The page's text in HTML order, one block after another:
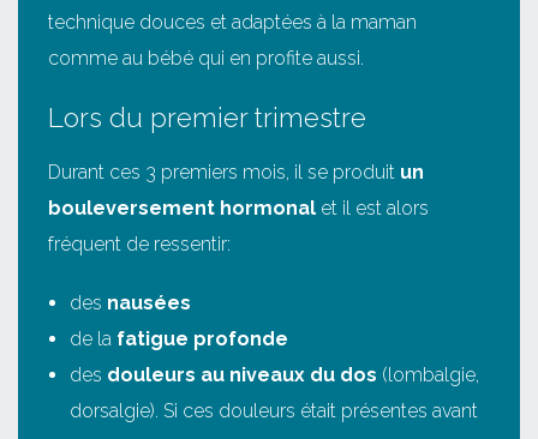
technique douces et adaptées à la maman
comme au bébé qui en profite aussi.
Lors du premier trimestre
Durant ces 3 premiers mois, il se produit un
bouleversement hormonal et il est alors
fréquent de ressentir:
des nausées
de la fatigue profonde
des douleurs au niveaux du dos (lombalgie,
dorsalgie). Si ces douleurs était présentes avant